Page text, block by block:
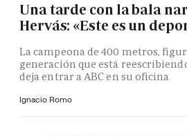
Una tarde con la bala
Hervás: «Este es un
La campeona de 400 metros,
generación que está
deja entrar a ABC en su oficina
Ignacio Romo